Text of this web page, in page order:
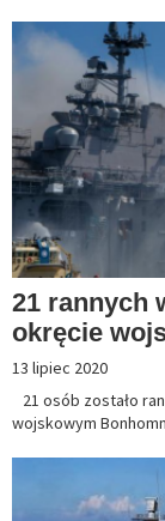
21 rannych
okręcie
13 lipiec 2020
21 osób zostało
wojskowym